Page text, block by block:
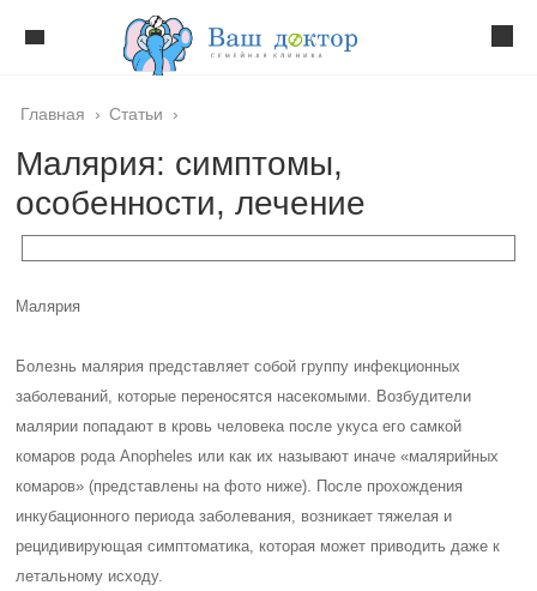
Главная › Статьи ›
Малярия: симптомы,
особенности, лечение
Малярия
Болезнь малярия представляет собой группу инфекционных
заболеваний, которые переносятся насекомыми. Возбудители
малярии попадают в кровь человека после укуса его самкой
комаров рода Anopheles или как их называют иначе «малярийных
комаров» (представлены на фото ниже). После прохождения
инкубационного периода заболевания, возникает тяжелая и
рецидивирующая симптоматика, которая может приводить даже к
летальному исходу.